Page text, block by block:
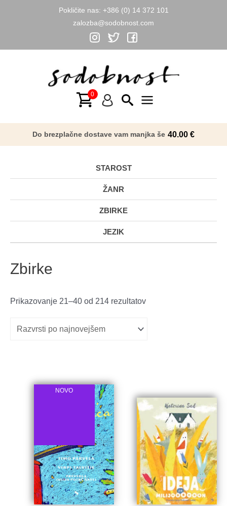
Pokličite nas: +386 (0) 14 372 101
zalozba@sodobnost.com
Menu
Do brezplačne dostave vam manjka še 40.00 €
STAROST
ŽANR
ZBIRKE
JEZIK
Zbirke
Prikazovanje 21–40 od 214 rezultatovRazvrščeno
NOVO